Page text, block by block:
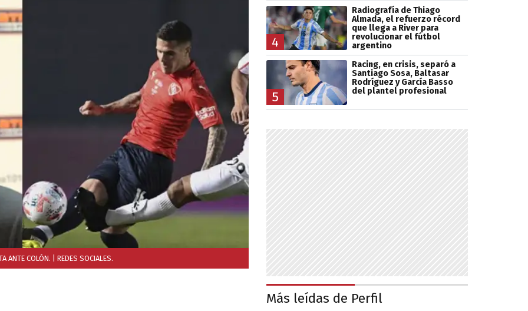
ANTE COLÓN. | REDES SOCIALES.
4
Radiografía de Thiago
Almada, el refuerzo récord
que llega a River para
revolucionar el fútbol
argentino
5
Racing, en crisis, separó a
Santiago Sosa, Baltasar
Rodríguez y García Basso
del plantel profesional
Más leídas de Perfil